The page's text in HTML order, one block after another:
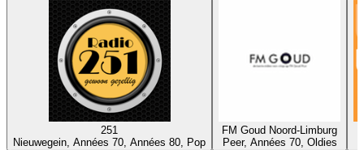
251
Nieuwegein, Années 70, Années 80, Pop
FM Goud Noord-Limburg
Peer, Années 70, Oldies